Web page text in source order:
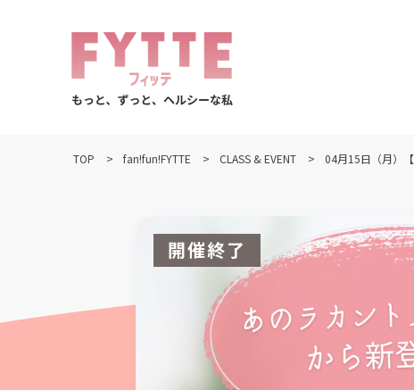
TOP fan!fun!FYTTE CLASS & EVENT 04月15日（月）
開催終了